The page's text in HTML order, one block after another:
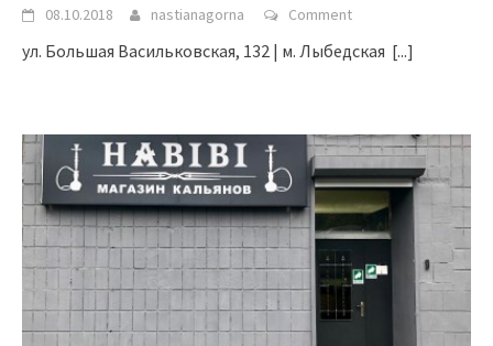
08.10.2018 nastianagorna Comment
ул. Большая Васильковская, 132 | м. Лыбедская [...]